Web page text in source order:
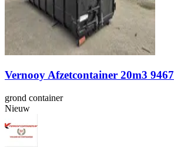
Vernooy Afzetcontainer 20m3 9467
grond container
Nieuw